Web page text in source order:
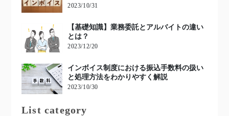
2023/10/31
【基礎知識】業務委託とアルバイトの違い
とは？
2023/12/20
インボイス制度における振込手数料の扱い
と処理方法をわかりやすく解説
2023/10/30
List category